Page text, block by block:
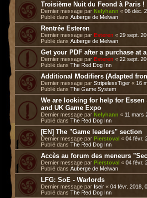
Troisième Nuit du Feond à Paris !
Dernier message par Nelyhann « 06 déc.
Publié dans Auberge de Melwan
Rentrée Esteren
Dernier message par Esteren « 29 sept.
Publié dans Auberge de Melwan
Get your PDF after a purchase at
Dernier message par Esteren « 22 sept.
Publié dans The Red Dog Inn
Additional Modifiers (Adapted
Dernier message par StripelessTiger « 16
Publié dans The Game System
We are looking for help for Essen
and UK Game Expo
Dernier message par Nelyhann « 11 mars
Publié dans The Red Dog Inn
[EN] The "Game leaders" section
Dernier message par Pierstoval « 04 févr.
Publié dans The Red Dog Inn
Accès au forum des meneurs
Dernier message par Pierstoval « 04 févr.
Publié dans Auberge de Melwan
LFG: SoE - Warlords
Dernier message par Iseir « 04 févr. 2018,
Publié dans The Red Dog Inn